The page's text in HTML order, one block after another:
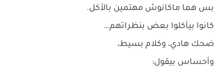
بس هما ماكانوش مهتمين بالأكل.
كانوا بيأكلوا بعض بنظراتهم…
ضحك هادي، وكلام بسيط،
وأحساس بيقول: